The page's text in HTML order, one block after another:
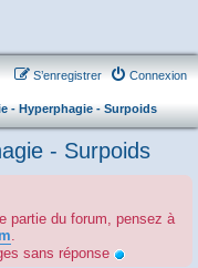
Connexion
S’enregistrer
- Hyperphagie - Surpoids
- Surpoids
partie du forum, pensez à
.
sans réponse